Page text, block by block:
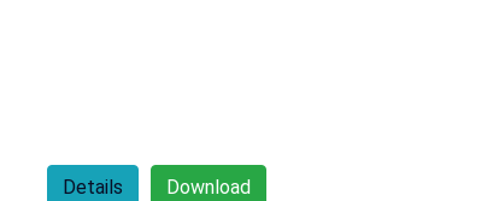
Download
Details